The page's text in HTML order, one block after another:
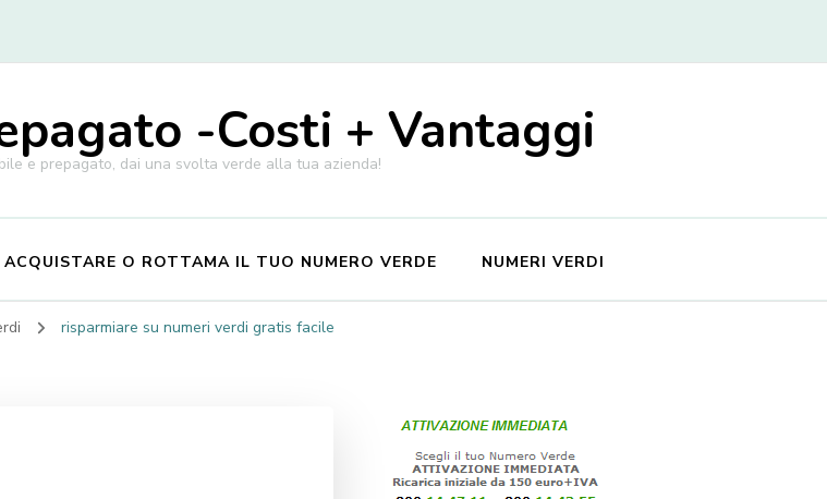
-Costi + Vantaggi
e prepagato, dai una svolta verde alla tua azienda!
ACQUISTARE O ROTTAMA IL TUO NUMERO VERDE NUMERI VERDI
risparmiare su numeri verdi gratis facile